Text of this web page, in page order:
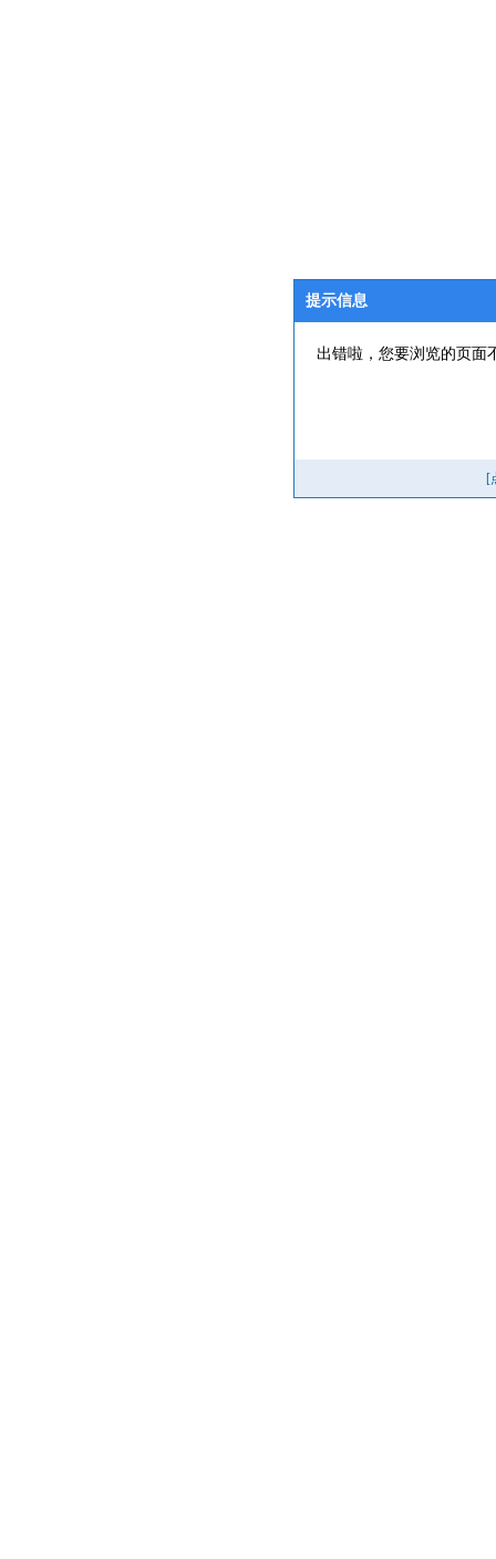
提示信息
出错啦，您要浏览的页面
[